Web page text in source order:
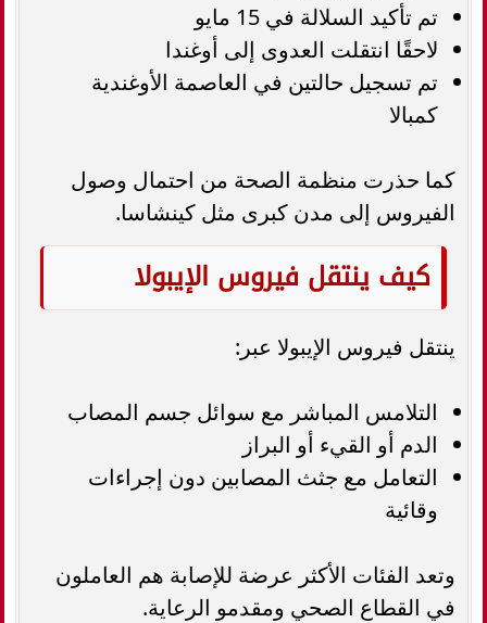
تم تأكيد السلالة في 15 مايو
لاحقًا انتقلت العدوى إلى أوغندا
تم تسجيل حالتين في العاصمة الأوغندية
كمبالا
كما حذرت منظمة الصحة من احتمال وصول
الفيروس إلى مدن كبرى مثل كينشاسا.
كيف ينتقل فيروس الإيبولا
ينتقل فيروس الإيبولا عبر:
التلامس المباشر مع سوائل جسم المصاب
الدم أو القيء أو البراز
التعامل مع جثث المصابين دون إجراءات
وقائية
وتعد الفئات الأكثر عرضة للإصابة هم العاملون
في القطاع الصحي ومقدمو الرعاية.